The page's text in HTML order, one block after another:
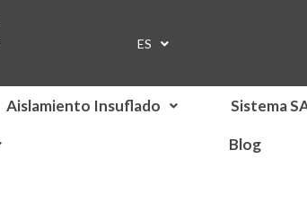
ES
EN
Aislamiento Insuflado Sistema
Blog